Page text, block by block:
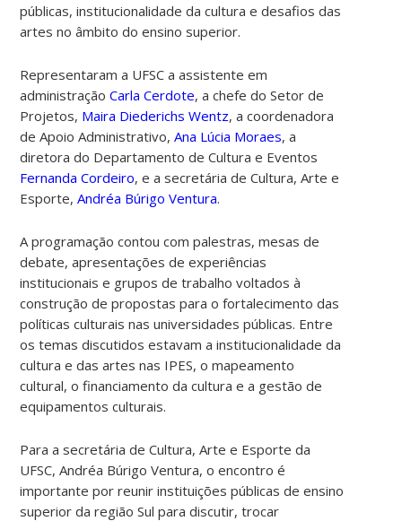
públicas, institucionalidade da cultura e desafios das
artes no âmbito do ensino superior.
Representaram a UFSC a assistente em
administraçãoCarla Cerdote, a chefe do Setor de
Projetos, Maira Diederichs Wentz, a coordenadora
de Apoio Administrativo,Ana Lúcia Moraes, a
diretora do Departamento de Cultura e Eventos
Fernanda Cordeiro, e a secretária de Cultura, Arte e
Esporte,Andréa Búrigo Ventura.
A programação contou com palestras, mesas de
debate, apresentações de experiências
institucionais e grupos de trabalho voltados à
construção de propostas para o fortalecimento das
políticas culturais nas universidades públicas. Entre
os temas discutidos estavam a institucionalidade da
cultura e das artes nas IPES, o mapeamento
cultural, o financiamento da cultura e a gestão de
equipamentos culturais.
Para a secretária de Cultura, Arte e Esporte da
UFSC, Andréa Búrigo Ventura, o encontro é
importante por reunir instituições públicas de ensino
superior da região Sul para discutir, trocar